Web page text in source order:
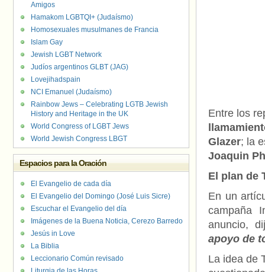
Entre los
Glazer; la
Joaquin
El plan de
En un
campaña
anuncio,
apoyo de
La idea de
Amigos
Hamakom LGBTQI+ (Judaísmo)
Homosexuales musulmanes de Francia
Islam Gay
Jewish LGBT Network
Judíos argentinos GLBT (JAG)
Lovejihadspain
NCI Emanuel (Judaísmo)
Rainbow Jews – Celebrating LGTB Jewish
History and Heritage in the UK
World Congress of LGBT Jews
World Jewish Congress LBGT
Espacios para la Oración
El Evangelio de cada día
El Evangelio del Domingo (José Luis Sicre)
Escuchar el Evangelio del día
Imágenes de la Buena Noticia, Cerezo Barredo
Jesús in Love
La Biblia
Leccionario Común revisado